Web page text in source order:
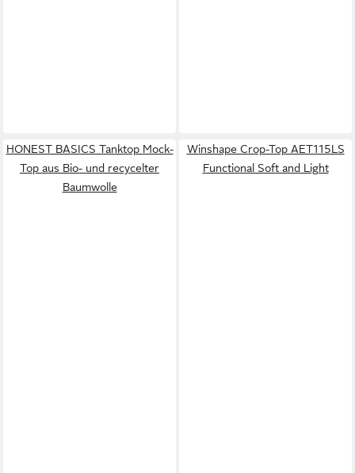
HONEST BASICS Tanktop Mock-
Top aus Bio- und recycelter
Baumwolle
Winshape Crop-Top AET115LS
Functional Soft and Light